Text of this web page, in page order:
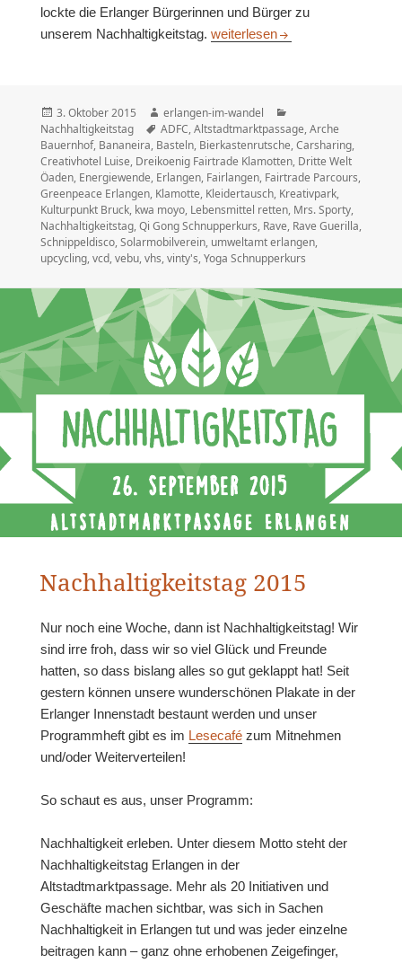
lockte die Erlanger Bürgerinnen und Bürger zu
unserem Nachhaltigkeitstag. Das war der Nachhaltigkeitstag
weiterlesen
Veröffentlicht
am
3. Oktober 2015 Autor
erlangen-im-wandel
Nachhaltigkeitstag
Schlagwörter
ADFC,Altstadtmarktpassage,Arche
Bauernhof, Bananeira, Basteln, Bierkastenrutsche,Carsharing,
Creativhotel Luise, Dreikoenig Fairtrade Klamotten, Dritte Welt
Öaden, Energiewende, Erlangen, Fairlangen, Fairtrade Parcours,
Greenpeace Erlangen, Klamotte, Kleidertausch, Kreativpark,
Kulturpunkt Bruck, kwa moyo, Lebensmittel retten, Mrs. Sporty,
Nachhaltigkeitstag,Qi Gong Schnupperkurs, Rave, Rave Guerilla,
Schnippeldisco,Solarmobilverein, umweltamt erlangen,
upcycling,vcd,vebu,vhs,vinty's,Yoga Schnupperkurs
Nachhaltigkeitstag 2015
Nur noch eine Woche, dann ist Nachhaltigkeitstag! Wir
sind irre froh, dass wir so viel Glück und Freunde
hatten, so dass bislang alles so gut geklappt hat! Seit
gestern können unsere wunderschönen Plakate in der
Erlanger Innenstadt bestaunt werden und unser
Programmheft gibt es im Lesecafézum Mitnehmen
und/oder Weiterverteilen!
So schaut es aus, unser Programm:
Nachhaltigkeit erleben. Unter diesem Motto steht der
Nachhaltigkeitstag Erlangen in der
Altstadtmarktpassage. Mehr als 20 Initiativen und
Geschäfte machen sichtbar, was sich in Sachen
Nachhaltigkeit in Erlangen tut und was jeder einzelne
beitragen kann – ganz ohne erhobenen Zeigefinger,